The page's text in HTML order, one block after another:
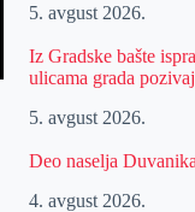
5. avgust 2026.
Iz Gradske bašte
ulicama grada
5. avgust 2026.
Deo naselja
4. avgust 2026.